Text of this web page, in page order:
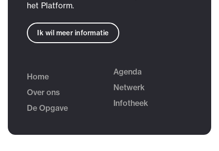
het Platform.
Ik wil meer informatie
Home
Over ons
De Opgave
Agenda
Netwerk
Infotheek